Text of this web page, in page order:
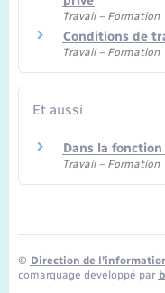
Travail – Formation
Conditions de
Travail – Formation
Et aussi
Dans la
Travail – Formation
© Direction de
comarquage developpé par